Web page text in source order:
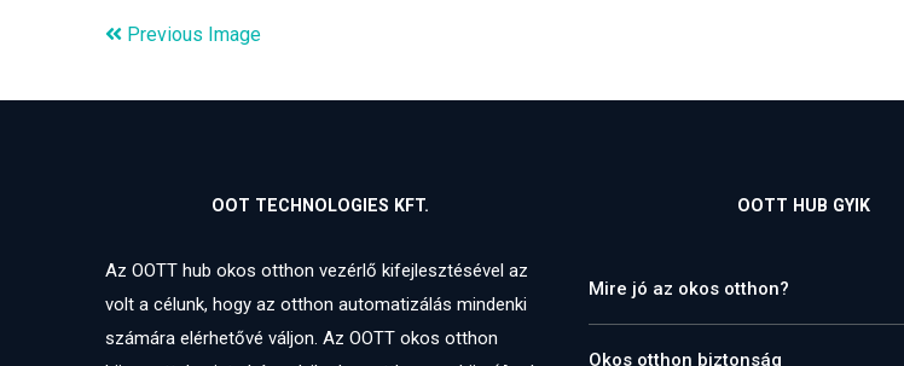
Previous Image
OOT TECHNOLOGIES KFT.
Az OOTT hub okos otthon vezérlő kifejlesztésével az
volt a célunk, hogy az otthon automatizálás mindenki
számára elérhetővé váljon. Az OOTT okos otthon
OOTT HUB GYIK
Mire jó az okos otthon?
Okos otthon biztonság